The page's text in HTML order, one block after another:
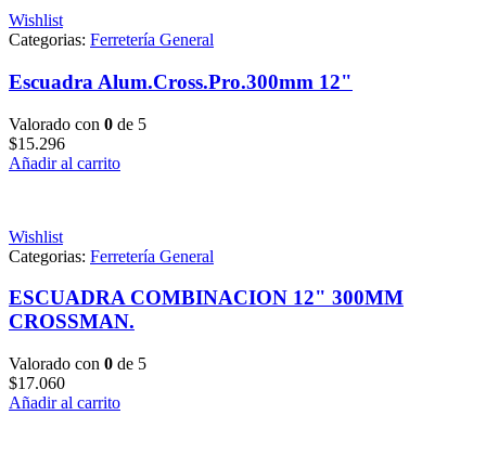
Wishlist
Categorias: Ferretería General
Escuadra Alum.Cross.Pro.300mm 12"
Valorado con 0 de 5
$15.296
Añadir al carrito
Wishlist
Categorias: Ferretería General
ESCUADRA COMBINACION 12" 300MM
CROSSMAN.
Valorado con 0 de 5
$17.060
Añadir al carrito